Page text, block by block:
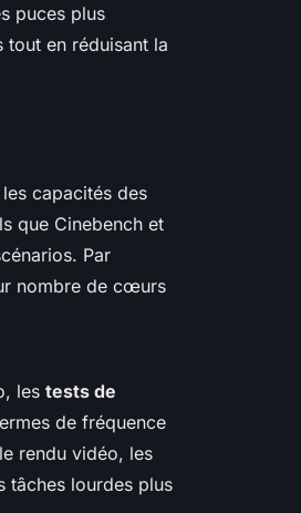
puces plus
tout en réduisant la
capacités des
que Cinebench et
Par
nombre de cœurs
les tests de
de fréquence
rendu vidéo, les
tâches lourdes plus